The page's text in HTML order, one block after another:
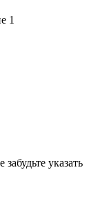
1
указать